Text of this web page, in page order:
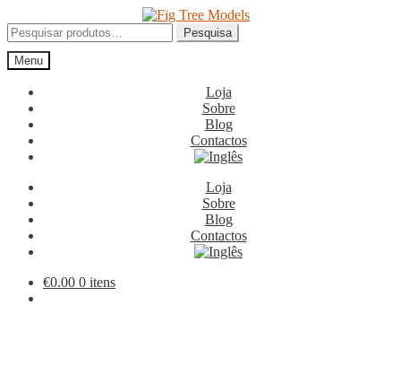
para
a
navegação
para
o
conteúdo
Pesquisar
por:
Pesquisa
Menu
Loja
Sobre
Blog
Contactos
Loja
Sobre
Blog
Contactos
€0.00 0 itens